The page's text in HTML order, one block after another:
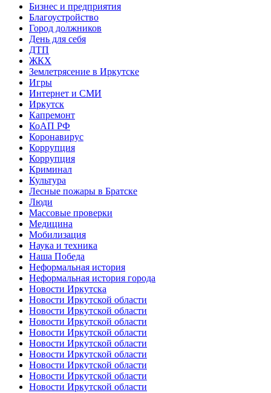
Бизнес и предприятия
Благоустройство
Город должников
День для себя
ДТП
ЖКХ
Землетрясение в Иркутске
Игры
Интернет и СМИ
Иркутск
Капремонт
КоАП РФ
Коронавирус
Коррупция
Коррупция
Криминал
Культура
Лесные пожары в Братске
Люди
Массовые проверки
Медицина
Мобилизация
Наука и техника
Наша Победа
Неформальная история
Неформальная история города
Новости Иркутска
Новости Иркутской области
Новости Иркутской области
Новости Иркутской области
Новости Иркутской области
Новости Иркутской области
Новости Иркутской области
Новости Иркутской области
Новости Иркутской области
Новости Иркутской области